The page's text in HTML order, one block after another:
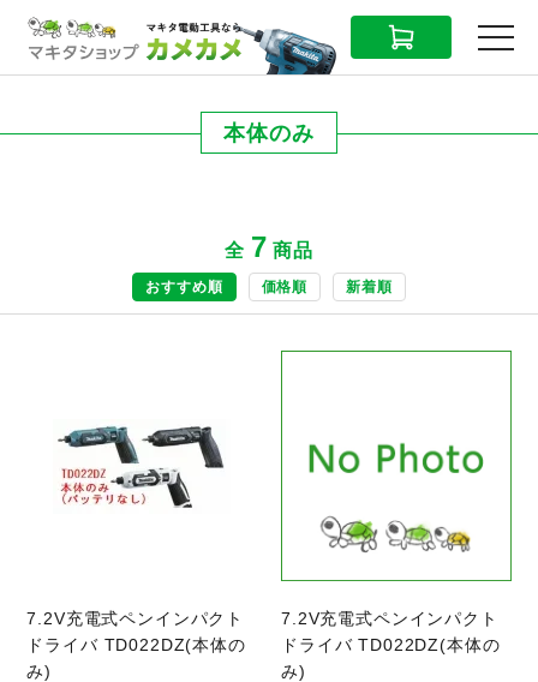
CART MENU
本体のみ
全 7 商品
おすすめ順 価格順 新着順
7.2V充電式ペンインパクト
ドライバ TD022DZ(本体の
み)
7.2V充電式ペンインパクト
ドライバ TD022DZ(本体の
み)